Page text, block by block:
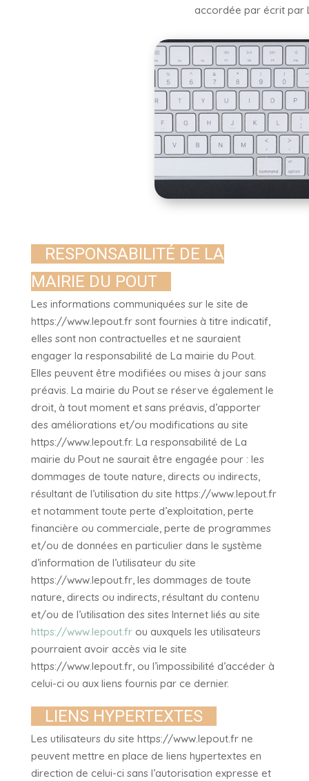
accordée par écrit par
RESPONSABILITÉ DE LA
MAIRIE DU POUT
Les informations communiquées sur le site de
https://www.lepout.fr sont fournies à titre indicatif,
elles sont non contractuelles et ne sauraient
engager la responsabilité de La mairie du Pout.
Elles peuvent être modifiées ou mises à jour sans
préavis. La mairie du Pout se réserve également le
droit, à tout moment et sans préavis, d’apporter
des améliorations et/ou modifications au site
https://www.lepout.fr. La responsabilité de La
mairie du Pout ne saurait être engagée pour : les
dommages de toute nature, directs ou indirects,
résultant de l’utilisation du site https://www.lepout.fr
et notamment toute perte d’exploitation, perte
financière ou commerciale, perte de programmes
et/ou de données en particulier dans le système
d’information de l’utilisateur du site
https://www.lepout.fr, les dommages de toute
nature, directs ou indirects, résultant du contenu
et/ou de l’utilisation des sites Internet liés au site
https://www.lepout.frou auxquels les utilisateurs
pourraient avoir accès via le site
https://www.lepout.fr, ou l’impossibilité d’accéder à
celui-ci ou aux liens fournis par ce dernier.
LIENS HYPERTEXTES
Les utilisateurs du site https://www.lepout.fr ne
peuvent mettre en place de liens hypertextes en
direction de celui-ci sans l’autorisation expresse et